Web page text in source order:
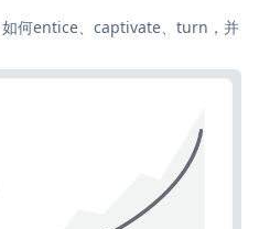
何entice、captivate、turn，并